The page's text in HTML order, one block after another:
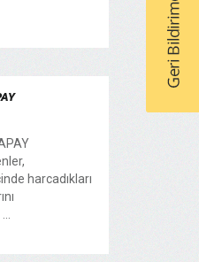
harcadıkları